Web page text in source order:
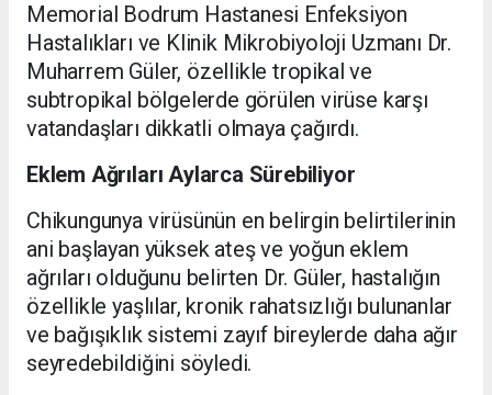
Memorial Bodrum Hastanesi Enfeksiyon
Hastalıkları ve Klinik Mikrobiyoloji Uzmanı Dr.
Muharrem Güler, özellikle tropikal ve
subtropikal bölgelerde görülen virüse karşı
vatandaşları dikkatli olmaya çağırdı.
Eklem Ağrıları Aylarca Sürebiliyor
Chikungunya virüsünün en belirgin belirtilerinin
ani başlayan yüksek ateş ve yoğun eklem
ağrıları olduğunu belirten Dr. Güler, hastalığın
özellikle yaşlılar, kronik rahatsızlığı bulunanlar
ve bağışıklık sistemi zayıf bireylerde daha ağır
seyredebildiğini söyledi.